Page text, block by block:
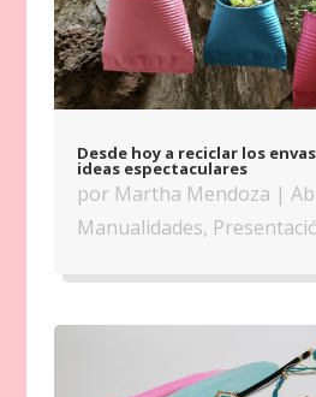
Desde hoy a reciclar los
ideas espectaculares
por Martha Mendoza |
Manualidades,